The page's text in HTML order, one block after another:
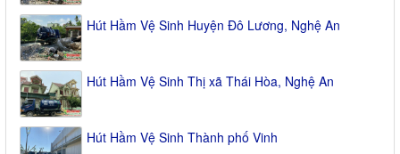
Hút Hầm Vệ Sinh Huyện Đô Lương, Nghệ An
Hút Hầm Vệ Sinh Thị xã Thái Hòa, Nghệ An
Hút Hầm Vệ Sinh Thành phố Vinh